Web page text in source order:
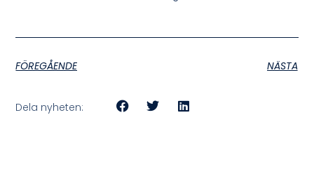
FÖREGÅENDE NÄSTA
Dela nyheten: